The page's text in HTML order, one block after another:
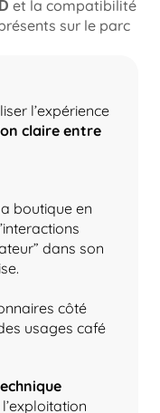
et la compatibilité
sur le parc
l’expérience
claire entre
boutique en
dans son
côté
usages café